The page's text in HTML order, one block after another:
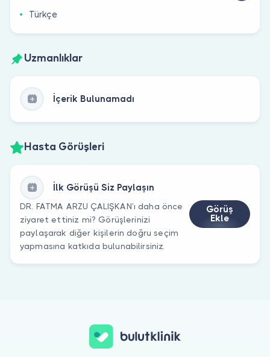
Türkçe
Uzmanlıklar
İçerik Bulunamadı
Hasta Görüşleri
İlk Görüşü Siz Paylaşın
DR. FATMA ARZU ÇALIŞKAN’ı daha önce
ziyaret ettiniz mi? Görüşlerinizi
paylaşarak diğer kişilerin doğru seçim
yapmasına katkıda bulunabilirsiniz.
Görüş
Ekle